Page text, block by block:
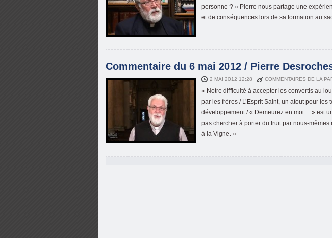
personne ? » Pierre nous partage une
et de conséquences lors de sa formation au
Commentaire du 6 mai 2012 / Pierre
2 MAI 2012 12:28 COMMENTAIRES DE LA
« Notre difficulté à accepter les convertis au
par les frères / L’Esprit Saint, un atout pour les
développement / « Demeurez en moi… » est
pas chercher à porter du fruit par nous-
à la Vigne. »